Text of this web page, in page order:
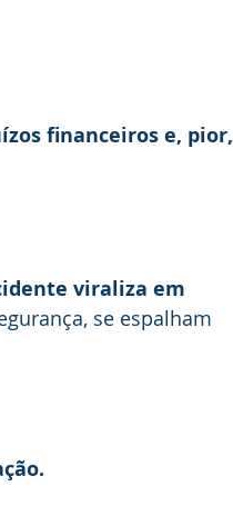
financeiros e, pior,
viraliza em
se espalham